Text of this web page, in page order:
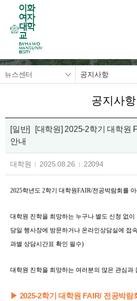
이화
여자
대학
교
EWHA WO
MANS UNIV
ERSITY
뉴스센터 공지사항
공지사항
[일반]
[대학원] 2025-2학기 대학원
안내
대학원 2025.08.26 22094
2025학년도 2학기 대학원FAIR/전공박람회를
대학원 진학을 희망하는 누구나 별도 신청 없이
당일 행사장에 방문하거나 온라인상담실에 접
과별 상담시간표 확인 필수)
대학원 진학을 희망하는 여러분의 많은 관심과
▶︎ 2025-2학기 대학원 FAIR/ 전공박람